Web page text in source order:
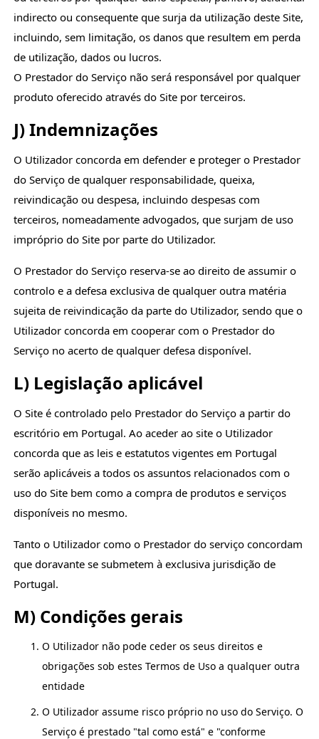
indirecto ou consequente que surja da utilização deste Site,
incluindo, sem limitação, os danos que resultem em perda
de utilização, dados ou lucros.
O Prestador do Serviço não será responsável por qualquer
produto oferecido através do Site por terceiros.
J) Indemnizações
O Utilizador concorda em defender e proteger o Prestador
do Serviço de qualquer responsabilidade, queixa,
reivindicação ou despesa, incluindo despesas com
terceiros, nomeadamente advogados, que surjam de uso
impróprio do Site por parte do Utilizador.
O Prestador do Serviço reserva-se ao direito de assumir o
controlo e a defesa exclusiva de qualquer outra matéria
sujeita de reivindicação da parte do Utilizador, sendo que o
Utilizador concorda em cooperar com o Prestador do
Serviço no acerto de qualquer defesa disponível.
L) Legislação aplicável
O Site é controlado pelo Prestador do Serviço a partir do
escritório em Portugal. Ao aceder ao site o Utilizador
concorda que as leis e estatutos vigentes em Portugal
serão aplicáveis a todos os assuntos relacionados com o
uso do Site bem como a compra de produtos e serviços
disponíveis no mesmo.
Tanto o Utilizador como o Prestador do serviço concordam
que doravante se submetem à exclusiva jurisdição de
Portugal.
M) Condições gerais
O Utilizador não pode ceder os seus direitos e
obrigações sob estes Termos de Uso a qualquer outra
entidade
O Utilizador assume risco próprio no uso do Serviço. O
Serviço é prestado "tal como está" e "conforme